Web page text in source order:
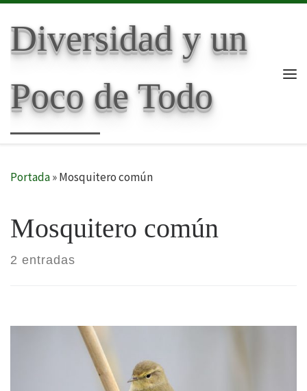
Diversidad y un
Poco de Todo
Portada»Mosquitero común
Mosquitero común
2 entradas